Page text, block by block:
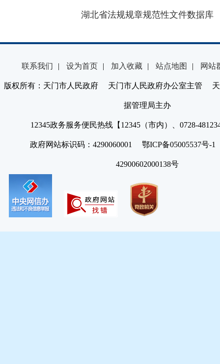
湖北省法规规章规范性文件数据库
联系我们 | 设为首页 | 加入收藏 | 站点地图 | 网站
版权所有：天门市人民政府 天门市人民政府办公室主管 天
据管理局主办
12345政务服务便民热线【12345（市内）、0728-
政府网站标识码：4290060001 鄂ICP备05005537号
42900602000138号